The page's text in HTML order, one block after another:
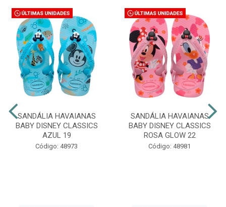
SANDÁLIA HAVAIANAS
BABY DISNEY CLASSICS
AZUL 19
Código: 48973
SANDÁLIA HAVAIANAS
BABY DISNEY CLASSICS
ROSA GLOW 22
Código: 48981